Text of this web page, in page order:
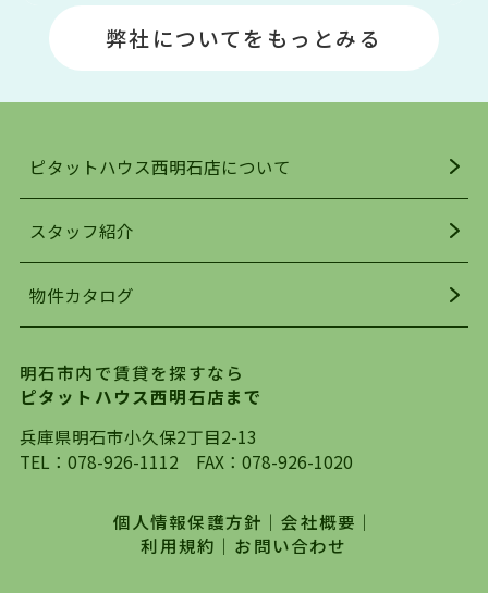
場や釣りスポットが多くあります。JR「大久保
駅」周辺には、ビブレ・イオンをはじめとした買
い物施設も多くあり、買い物にも困りません。
明石駅・西明石駅を中心に、明石市・神戸市西区
でお部屋探している方は、ぜひ当ＨＰにて物件を
お探しになってください。弊社は、スタッフの平
を行っており地域最大級の情報取扱量を誇ってお
ります。店頭で限られた物件をご紹介する、従来
自身でインターネットを利用し、理想のお部屋を
探していただき、選択していただいた物件情報に
対して、専門知識を持ったスタッフがサポートさ
せていただくスタイルを心がけております。私た
は、一度だけでは終わらない、お客様との末長い
お付き合いです。初めての一人暮らしから、就
職・ご結婚・売買物件の購入、などなど一生涯に
弊社についてをもっとみる
ピタットハウス西明石店について
スタッフ紹介
物件カタログ
明石市内で賃貸を探すなら
ピタットハウス西明石店まで
兵庫県明石市小久保2丁目2-13
TEL： 078-926-1112 FAX：078-926-1020
個人情報保護方針 ｜会社概要 ｜
利用規約 ｜ お問い合わせ